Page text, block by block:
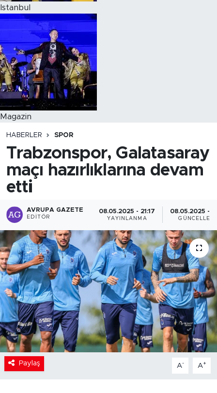
Istanbul
Magazin
HABERLER SPOR
Trabzonspor, Galatasaray
maçı hazırlıklarına devam
etti
AVRUPA GAZETE
EDITÖR
08.05.2025 - 21:17
YAYINLANMA
08.05.2025 -
Paylaş A- A+